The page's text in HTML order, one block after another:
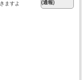
ますよ